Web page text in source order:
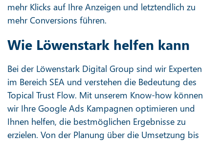
mehr Klicks auf Ihre Anzeigen und letztendlich zu
mehr Conversions führen.
Wie Löwenstark helfen kann
Bei der Löwenstark Digital Group sind wir Experten
im Bereich SEA und verstehen die Bedeutung des
Topical Trust Flow. Mit unserem Know-how können
wir Ihre Google Ads Kampagnen optimieren und
Ihnen helfen, die bestmöglichen Ergebnisse zu
erzielen. Von der Planung über die Umsetzung bis